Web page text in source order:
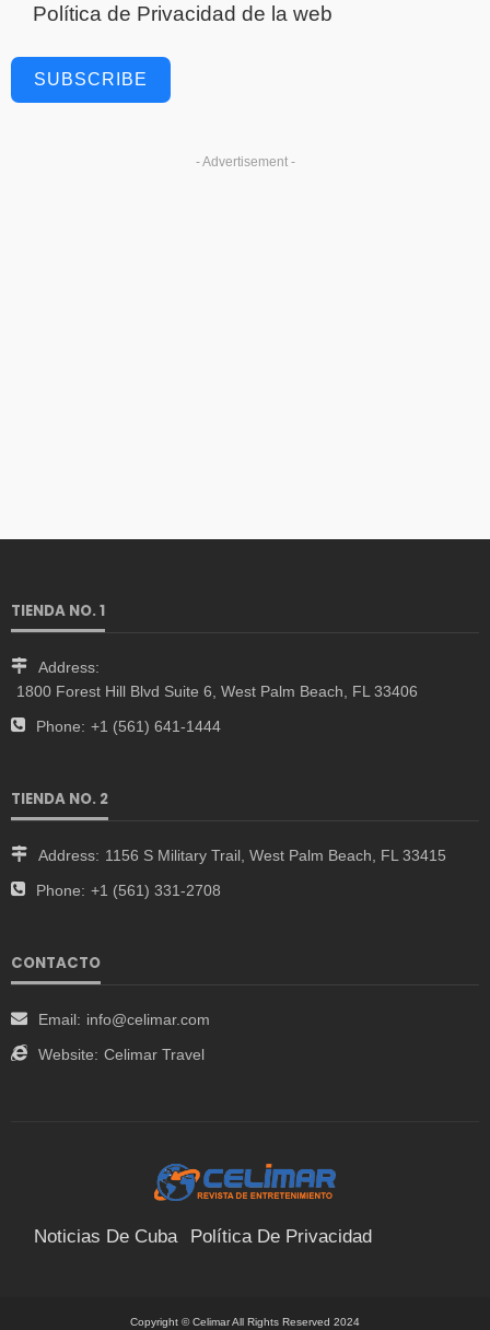
Política de Privacidad de la web
SUBSCRIBE
- Advertisement -
TIENDA NO. 1
Address:
1800 Forest Hill Blvd Suite 6, West Palm Beach, FL 33406
Phone: +1 (561) 641-1444
TIENDA NO. 2
Address: 1156 S Military Trail, West Palm Beach, FL 33415
Phone: +1 (561) 331-2708
CONTACTO
Email: info@celimar.com
Website: Celimar Travel
Noticias De Cuba Política De Privacidad
Copyright © Celimar All Rights Reserved 2024